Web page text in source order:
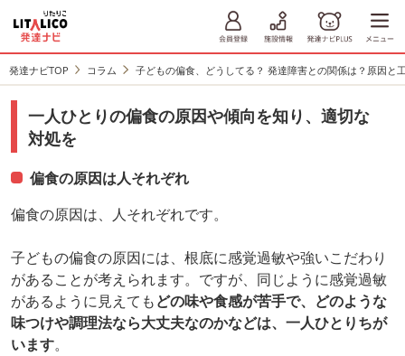
発達ナビTOP コラム 子どもの偏食、どうしてる？ 発達障害との関係は？原因と
一人ひとりの偏食の原因や傾向を知り、適切な
対処を
偏食の原因は人それぞれ
偏食の原因は、人それぞれです。
子どもの偏食の原因には、根底に感覚過敏や強いこだわり
があることが考えられます。ですが、同じように感覚過敏
があるように見えてもどの味や食感が苦手で、どのような
味つけや調理法なら大丈夫なのかなどは、一人ひとりちが
います。